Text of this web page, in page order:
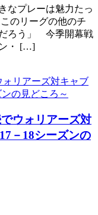
なプレーは魅力たっ
のリーグの他のチ
ろう」 今季開幕戦
・ […]
ウォリアーズ対
－18シーズンの